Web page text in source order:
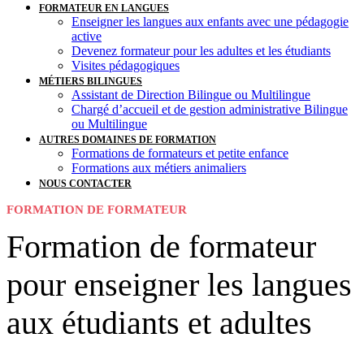
FORMATEUR EN LANGUES
Enseigner les langues aux enfants avec une pédagogie
active
Devenez formateur pour les adultes et les étudiants
Visites pédagogiques
MÉTIERS BILINGUES
Assistant de Direction Bilingue ou Multilingue
Chargé d’accueil et de gestion administrative Bilingue
ou Multilingue
AUTRES DOMAINES DE FORMATION
Formations de formateurs et petite enfance
Formations aux métiers animaliers
NOUS CONTACTER
FORMATION DE FORMATEUR
Formation de formateur
pour enseigner les langues
aux étudiants et adultes